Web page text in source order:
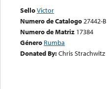
SelloVictor
Numero de Catalogo27442-B
Numero de Matriz 17384
Género Rumba
Donated By:Chris Strachwitz